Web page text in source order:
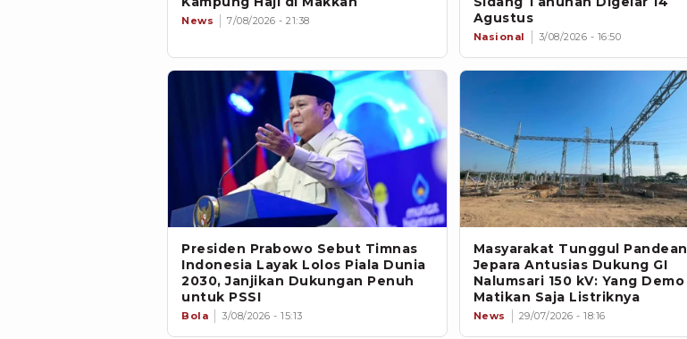
News 7/08/2026 - 21:38
Agustus
Nasional 3/08/2026 - 16:50
Presiden Prabowo Sebut Timnas
Indonesia Layak Lolos Piala Dunia
2030, Janjikan Dukungan Penuh
untuk PSSI
Bola 3/08/2026 - 15:13
Masyarakat Tunggul Pandean
Jepara Antusias Dukung GI
Nalumsari 150 kV: Yang Demo
Matikan Saja Listriknya
News 29/07/2026 - 18:16